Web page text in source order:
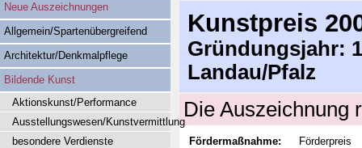
Kunstpreis
Gründungsjahr:
Landau/Pfalz
Die Auszeichnung
Fördermaßnahme:
Förderpreis
Neue Auszeichnungen
Allgemein/Spartenübergreifend
Architektur/Denkmalpflege
Bildende Kunst
Aktionskunst/Performance
Ausstellungswesen/Kunstvermittlung
besondere Verdienste